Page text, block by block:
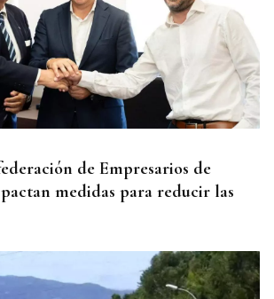
de Empresarios de
medidas para reducir las